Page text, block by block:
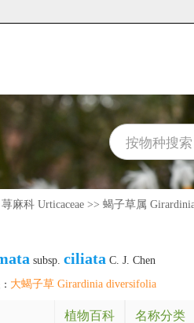
荨麻科 Urticaceae >> 蝎子草属
subsp. ciliata C. J. Chen
大蝎子草 Girardinia diversifolia
植物百科 名称分类